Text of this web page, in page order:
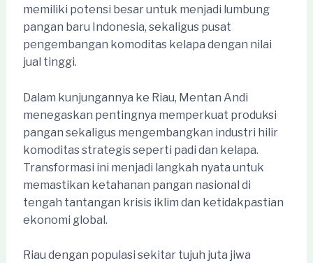
memiliki potensi besar untuk menjadi lumbung
pangan baru Indonesia, sekaligus pusat
pengembangan komoditas kelapa dengan nilai
jual tinggi.
Dalam kunjungannya ke Riau, Mentan Andi
menegaskan pentingnya memperkuat produksi
pangan sekaligus mengembangkan industri hilir
komoditas strategis seperti padi dan kelapa.
Transformasi ini menjadi langkah nyata untuk
memastikan ketahanan pangan nasional di
tengah tantangan krisis iklim dan ketidakpastian
ekonomi global.
Riau dengan populasi sekitar tujuh juta jiwa